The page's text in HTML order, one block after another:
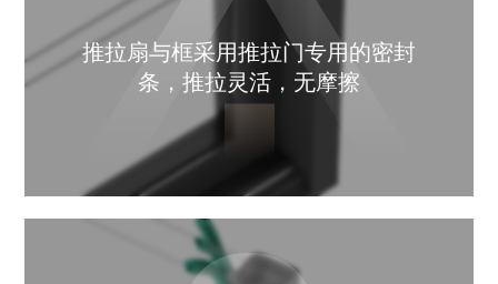
推拉扇与框采用推拉门专用的密封
条，推拉灵活，无摩擦